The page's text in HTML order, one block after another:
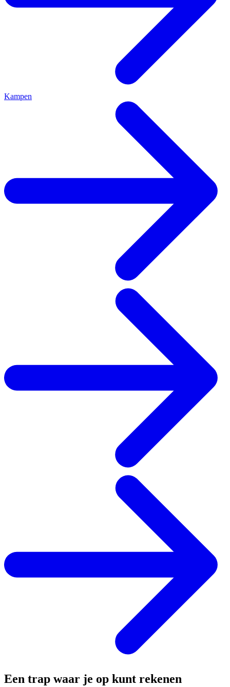
Kampen
Een trap waar je op kunt rekenen